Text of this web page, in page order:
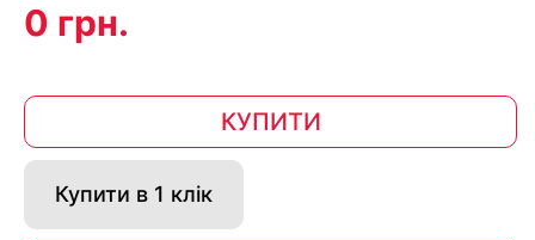
0 грн.
КУПИТИ
Купити в 1 клік